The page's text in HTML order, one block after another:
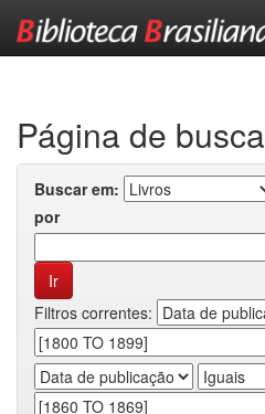
Página de busca
Buscar em:
por
Filtros correntes: